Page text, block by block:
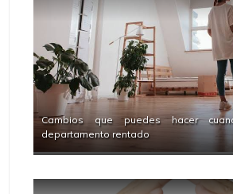
Cambios que puedes hacer
departamento rentado